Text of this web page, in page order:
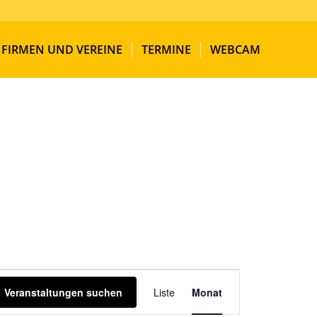
FIRMEN UND VEREINE TERMINE WEBCAM
Veranstaltungen suchen
ANSICHTEN-
Liste Monat